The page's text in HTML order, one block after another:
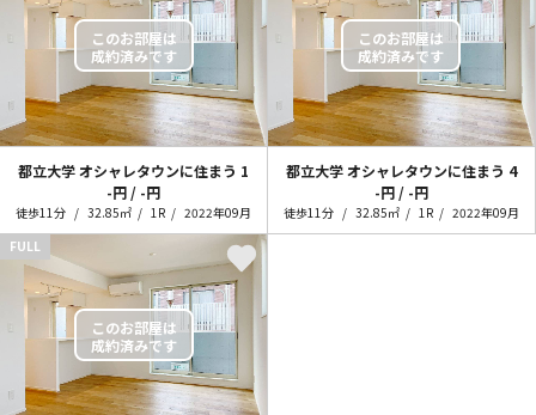
都立大学 オシャレタウンに住まう 1
-円 / -円
徒歩11分 32.85㎡ 1R 2022年09月
都立大学 オシャレタウンに住まう 4
-円 / -円
徒歩11分 32.85㎡ 1R
2022年09月
FULL